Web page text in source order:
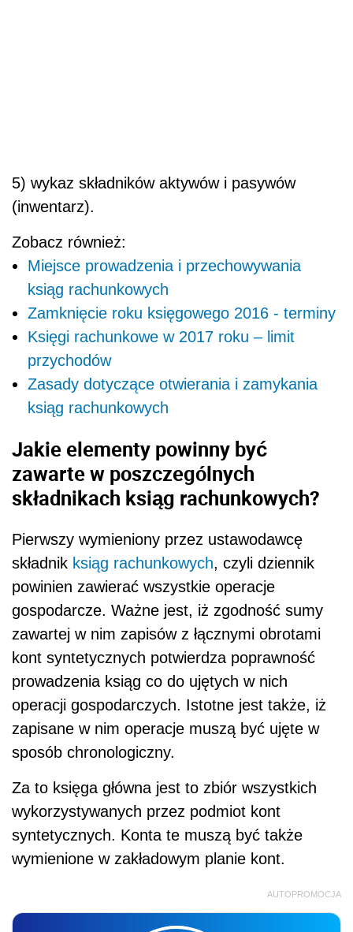
5) wykaz składników aktywów i pasywów
(inwentarz).
Zobacz również:
Miejsce prowadzenia i przechowywania
ksiąg rachunkowych
Zamknięcie roku księgowego 2016 - terminy
Księgi rachunkowe w 2017 roku – limit
przychodów
Zasady dotyczące otwierania i zamykania
ksiąg rachunkowych
Jakie elementy powinny być
zawarte w poszczególnych
składnikach ksiąg rachunkowych?
Pierwszy wymieniony przez ustawodawcę
składnik ksiąg rachunkowych, czyli dziennik
powinien zawierać wszystkie operacje
gospodarcze. Ważne jest, iż zgodność sumy
zawartej w nim zapisów z łącznymi obrotami
kont syntetycznych potwierdza poprawność
prowadzenia ksiąg co do ujętych w nich
operacji gospodarczych. Istotne jest także, iż
zapisane w nim operacje muszą być ujęte w
sposób chronologiczny.
Za to księga główna jest to zbiór wszystkich
wykorzystywanych przez podmiot kont
syntetycznych. Konta te muszą być także
wymienione w zakładowym planie kont.
AUTOPROMOCJA